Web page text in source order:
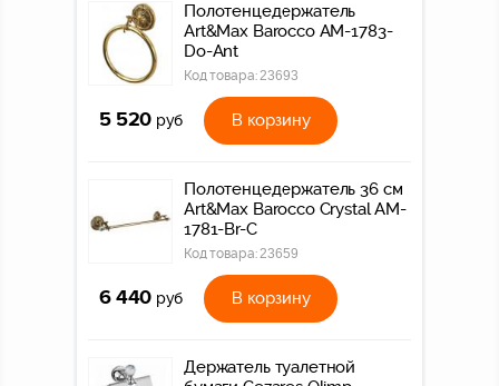
Полотенцедержатель
Art&Max Barocco AM-1783-
Do-Ant
Код товара:23693
5 520 руб В корзину
Полотенцедержатель 36 см
Art&Max Barocco Crystal AM-
1781-Br-C
Код товара:23659
6 440 руб В корзину
Держатель туалетной